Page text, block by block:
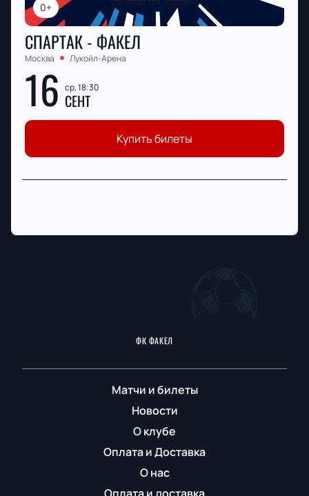
0+
СПАРТАК - ФАКЕЛ
Москва Лукойл-Арена
16 ср, 18:30
СЕНТ
Купить билеты
ФК ФАКЕЛ
Матчи и билеты
Новости
О клубе
Оплата и Доставка
О нас